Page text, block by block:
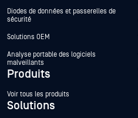
Diodes de données et passerelles de
sécurité
Solutions OEM
Analyse portable des logiciels
malveillants
Produits
Voir tous les produits
Solutions